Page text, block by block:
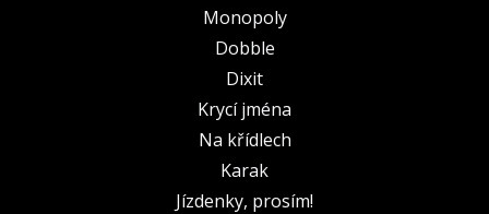
Monopoly
Dobble
Dixit
Krycí jména
Na křídlech
Karak
Jízdenky, prosím!